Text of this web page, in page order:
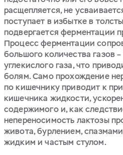
расщепляется, не
поступает в избытке в
подвергается ферментации
Процесс ферментации
большого количества газов
углекислого газа, что
болям. Само прохождение
по кишечнику приводит к
кишечника жидкости,
содержимого и, как
непереносимость лактозы
живота, бурлением,
жидким и частым стулом.